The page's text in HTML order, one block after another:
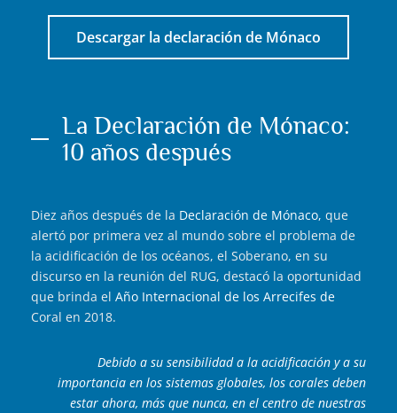
Descargar la declaración de Mónaco
La Declaración de Mónaco:
10 años después
Diez años después de la Declaración de Mónaco, que
alertó por primera vez al mundo sobre el problema de
la acidificación de los océanos, el Soberano, en su
discurso en la reunión del RUG, destacó la oportunidad
que brinda el Año Internacional de los Arrecifes de
Coral en 2018.
Debido a su sensibilidad a la acidificación y a su
importancia en los sistemas globales, los corales deben
estar ahora, más que nunca, en el centro de nuestras